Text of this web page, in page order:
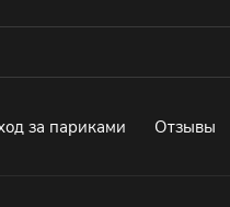
за париками Отзывы